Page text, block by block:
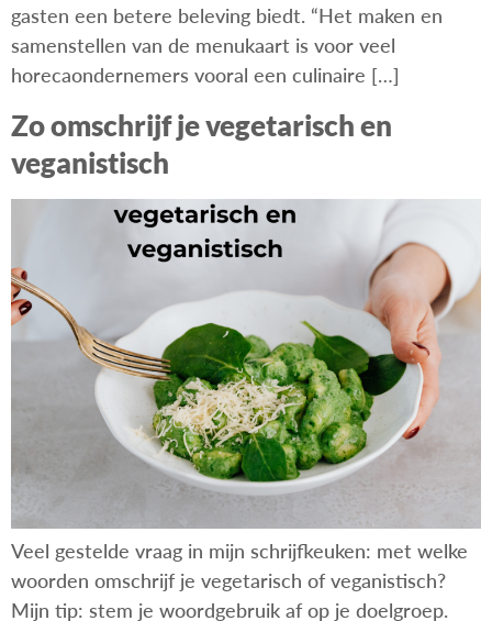
gasten een betere beleving biedt. “Het maken en
samenstellen van de menukaart is voor veel
horecaondernemers vooral een culinaire […]
Zo omschrijf je vegetarisch en
veganistisch
Veel gestelde vraag in mijn schrijfkeuken: met welke
woorden omschrijf je vegetarisch of veganistisch?
Mijn tip: stem je woordgebruik af op je doelgroep.